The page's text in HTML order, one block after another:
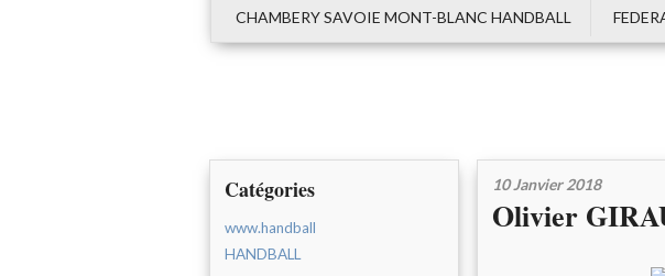
CHAMBERY SAVOIE MONT-BLANC HANDBALL
Catégories
www.handball
HANDBALL
10 Janvier 2018
Olivier